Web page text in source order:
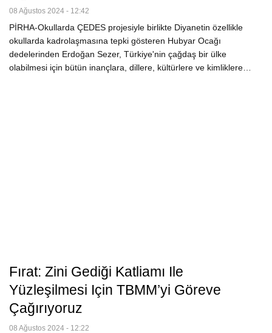
08 Ağustos 2024 - 12:42
PİRHA-Okullarda ÇEDES projesiyle birlikte Diyanetin özellikle
okullarda kadrolaşmasına tepki gösteren Hubyar Ocağı
dedelerinden Erdoğan Sezer, Türkiye'nin çağdaş bir ülke
olabilmesi için bütün inançlara, dillere, kültürlere ve kimliklere…
Fırat: Zini Gediği Katliamı Ile
Yüzleşilmesi Için TBMM’yi Göreve
Çağırıyoruz
08 Ağustos 2024 - 12:22